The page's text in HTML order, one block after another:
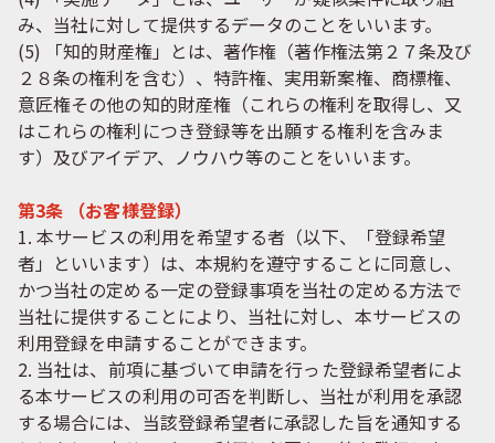
み、当社に対して提供するデータのことをいいます。
(5) 「知的財産権」とは、著作権（著作権法第２７条及び
２８条の権利を含む）、特許権、実用新案権、商標権、
意匠権その他の知的財産権（これらの権利を取得し、又
はこれらの権利につき登録等を出願する権利を含みま
す）及びアイデア、ノウハウ等のことをいいます。
第3条 （お客様登録）
1. 本サービスの利用を希望する者（以下、「登録希望
者」といいます）は、本規約を遵守することに同意し、
かつ当社の定める一定の登録事項を当社の定める方法で
当社に提供することにより、当社に対し、本サービスの
利用登録を申請することができます。
2. 当社は、前項に基づいて申請を行った登録希望者によ
る本サービスの利用の可否を判断し、当社が利用を承認
する場合には、当該登録希望者に承認した旨を通知する